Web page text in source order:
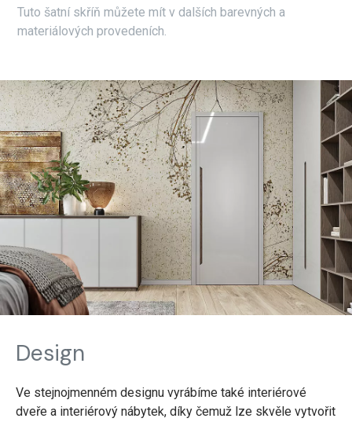
Tuto šatní skříň můžete mít v dalších barevných a
materiálových provedeních.
Design
Ve stejnojmenném designu vyrábíme také interiérové
dveře a interiérový nábytek, díky čemuž lze skvěle vytvořit